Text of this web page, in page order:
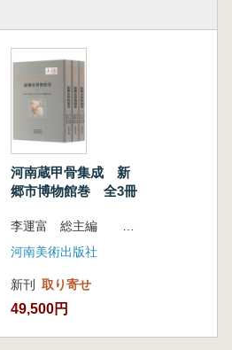
河南蔵甲骨集成 新
郷市博物館巻 全3冊
李運富 総主編 郝永飛 本巻主編
河南美術出版社
新刊 取り寄せ
49,500円